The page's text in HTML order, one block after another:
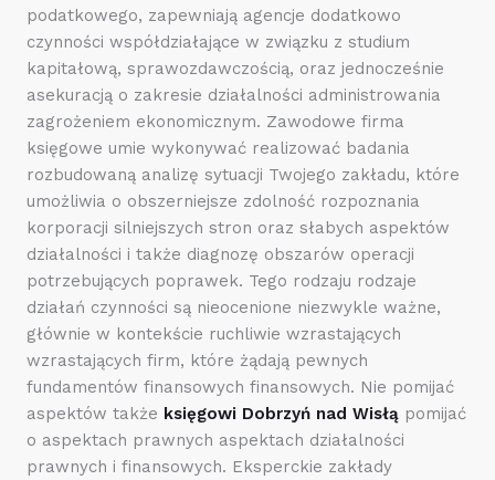
podatkowego, zapewniają agencje dodatkowo
czynności współdziałające w związku z studium
kapitałową, sprawozdawczością, oraz jednocześnie
asekuracją o zakresie działalności administrowania
zagrożeniem ekonomicznym. Zawodowe firma
księgowe umie wykonywać realizować badania
rozbudowaną analizę sytuacji Twojego zakładu, które
umożliwia o obszerniejsze zdolność rozpoznania
korporacji silniejszych stron oraz słabych aspektów
działalności i także diagnozę obszarów operacji
potrzebujących poprawek. Tego rodzaju rodzaje
działań czynności są nieocenione niezwykle ważne,
głównie w kontekście ruchliwie wzrastających
wzrastających firm, które żądają pewnych
fundamentów finansowych finansowych. Nie pomijać
aspektów także księgowi Dobrzyń nad Wisłą pomijać
o aspektach prawnych aspektach działalności
prawnych i finansowych. Eksperckie zakłady